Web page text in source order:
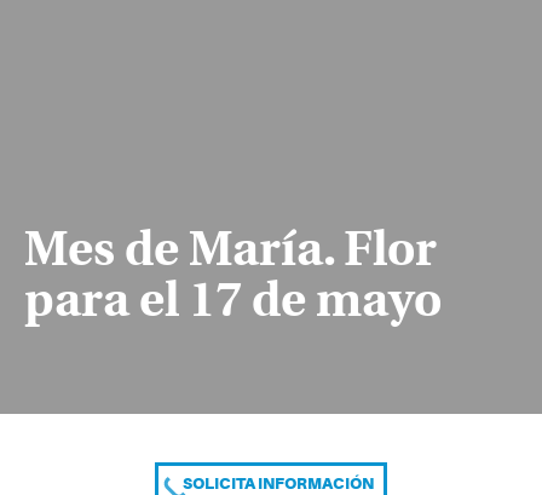
Mes de María. Flor
para el 17 de mayo
SOLICITA INFORMACIÓN